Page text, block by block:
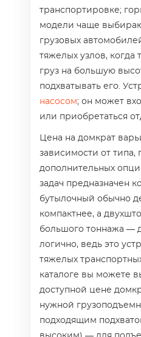
транспортировке;
модели чаще
грузовых
тяжелых узлов, когда
груз на большую
подхватывать его.
насосом; он может
или приобретаться
Цена на домкрат
зависимости от типа,
дополнительных
задач предназначен
бутылочный обычно
компактнее, а
большого тоннажа —
логично, ведь это
тяжелых
каталоге вы можете
доступной цене
нужной
подходящим